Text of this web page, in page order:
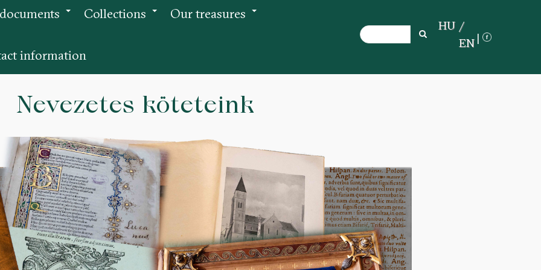
Search
Search
HU
EN
Collections Our treasures
information
Nevezetes köteteink